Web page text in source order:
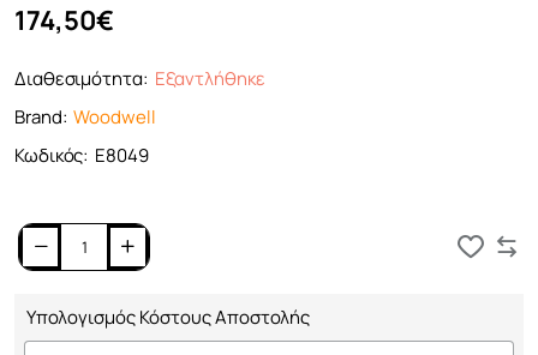
Διαθεσιμότητα: Εξαντλήθηκε
Brand: Woodwell
Κωδικός: Ε8049
174,50€
Υπολογισμός Κόστους Αποστολής